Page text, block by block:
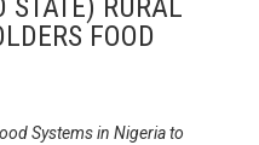
STATE) RURAL
FOOD
Systems in Nigeria to